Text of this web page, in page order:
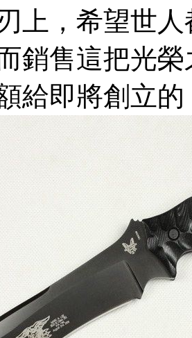
上，希望世
銷售這把光榮
給即將創立的